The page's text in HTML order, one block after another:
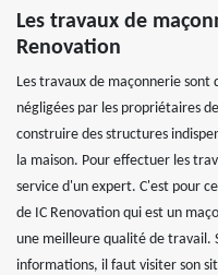
Les travaux de
Renovation
Les travaux de maçonnerie
négligées par les propriétaires
construire des structures
la maison. Pour effectuer les
service d'un expert. C'est pour
de IC Renovation qui est un
une meilleure qualité de travail.
informations, il faut visiter son